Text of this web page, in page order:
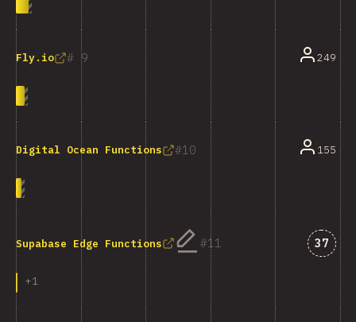
9
Fly.io 249
10
Digital Ocean Functions 155
11
Supabase Edge Functions
+1
คำตอบ
37